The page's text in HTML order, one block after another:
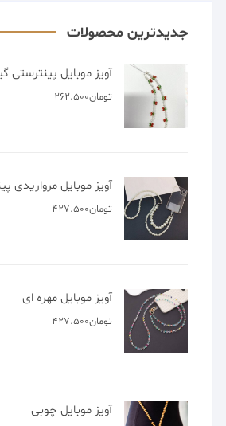
جدیدترین محصولات
آویز موبایل پینترستی
تومان262.500
آویز موبایل مرواریدی
تومان427.500
آویز موبایل مهره ای
تومان427.500
آویز موبایل چوبی